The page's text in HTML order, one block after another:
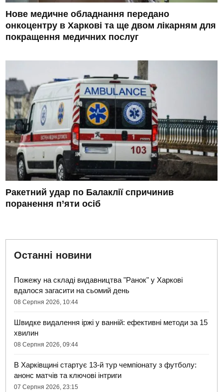
Нове медичне обладнання передано
онкоцентру в Харкові та ще двом лікарням для
покращення медичних послуг
Ракетний удар по Балаклії спричинив
поранення п’яти осіб
Останні новини
Пожежу на складі видавництва "Ранок" у Харкові
вдалося загасити на сьомий день
08 Серпня 2026, 10:44
Швидке видалення іржі у ванній: ефективні методи за 15
хвилин
08 Серпня 2026, 09:44
В Харківщині стартує 13-й тур чемпіонату з футболу:
анонс матчів та ключові інтриги
07 Серпня 2026, 23:15